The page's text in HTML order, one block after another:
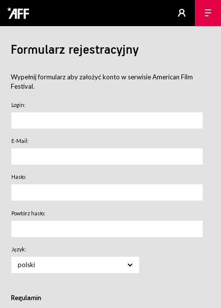
Formularz rejestracyjny
Wypełnij formularz aby założyć konto w serwisie American Film
Festival.
Login:
E-Mail:
Hasło:
Powtórz hasło:
Język:
polski
Regulamin